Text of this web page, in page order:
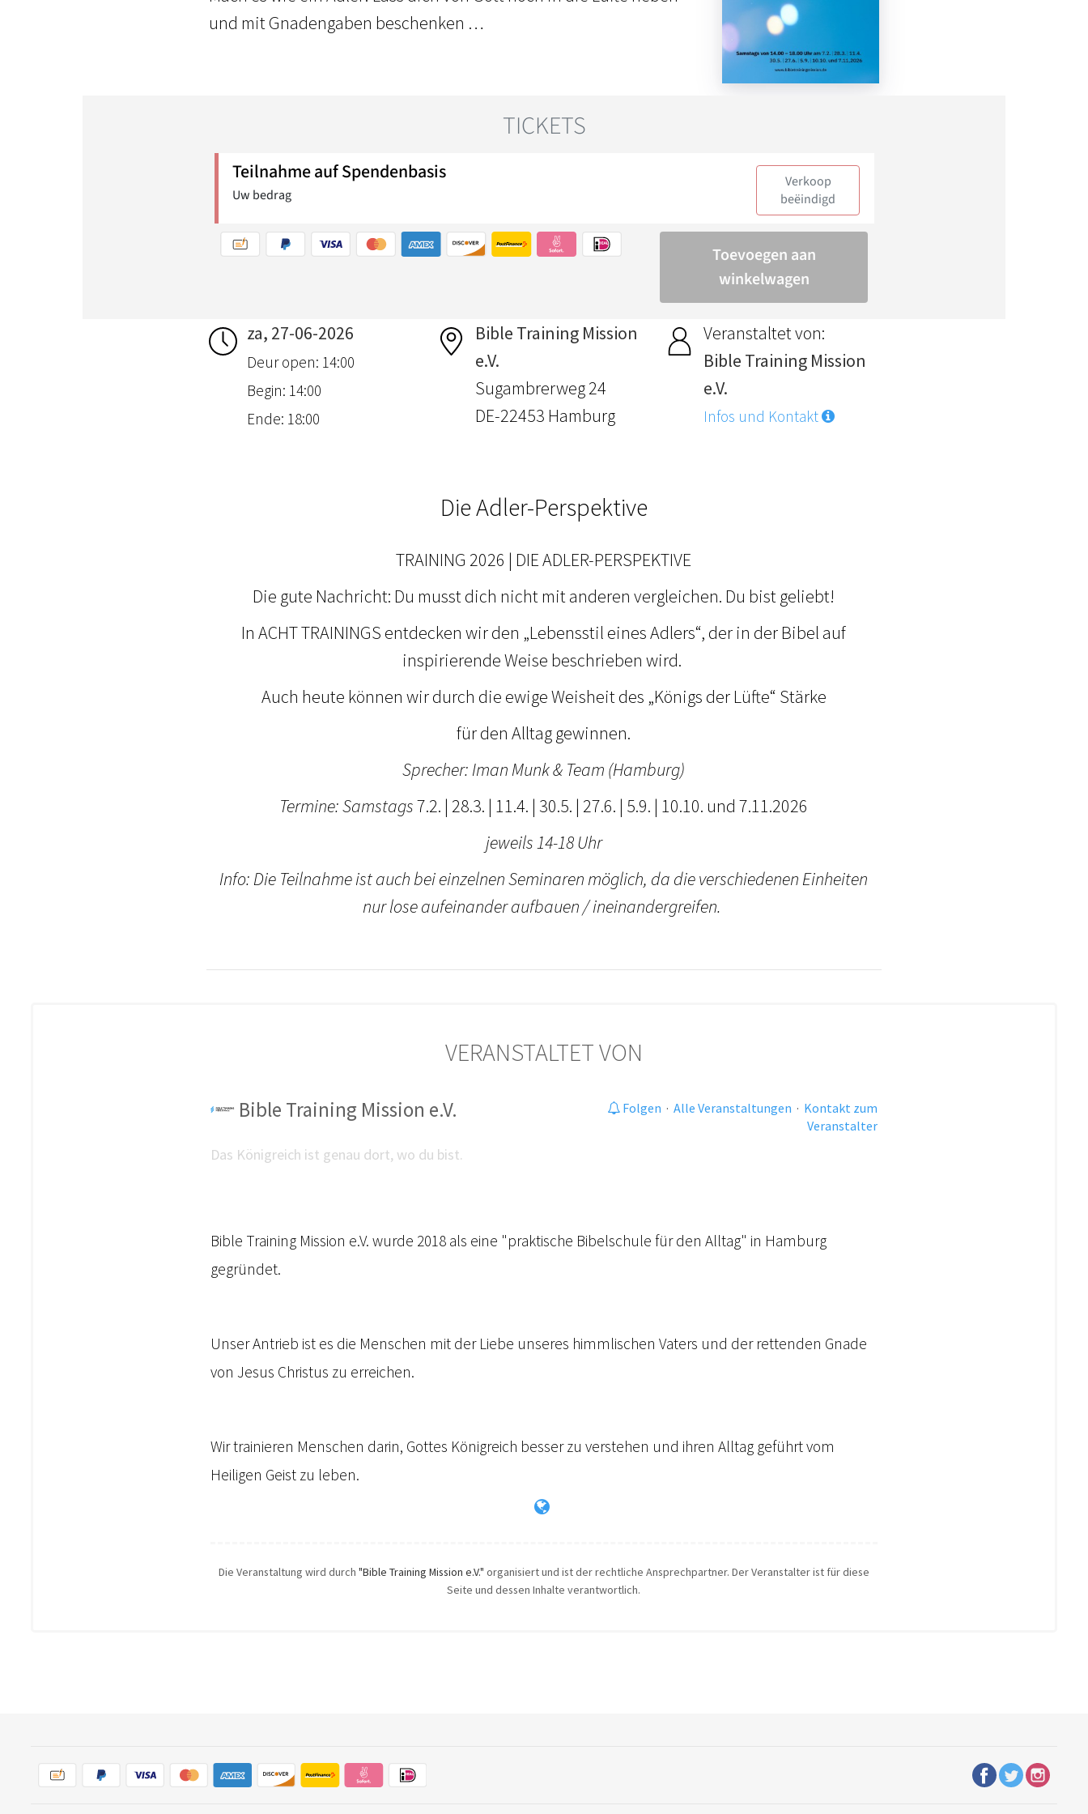
und mit Gnadengaben beschenken …
za, 27-06-2026
Deur open: 14:00
Begin: 14:00
Ende: 18:00
Bible Training Mission
e.V.
Sugambrerweg 24
DE-22453 Hamburg
Veranstaltet von:
Bible Training Mission
e.V.
Infos und Kontakt
Die Adler-Perspektive
TRAINING 2026 | DIE ADLER-PERSPEKTIVE
Die gute Nachricht: Du musst dich nicht mit anderen vergleichen. Du bist geliebt!
In ACHT TRAININGS entdecken wir den „Lebensstil eines Adlers“, der in der Bibel auf
inspirierende Weise beschrieben wird.
Auch heute können wir durch die ewige Weisheit des „Königs der Lüfte“ Stärke
für den Alltag gewinnen.
Sprecher: Iman Munk & Team (Hamburg)
Termine: Samstags7.2. | 28.3. | 11.4. | 30.5. | 27.6. | 5.9. | 10.10. und 7.11.2026
jeweils 14-18 Uhr
Info: Die Teilnahme ist auch bei einzelnen Seminaren möglich, da die verschiedenen Einheiten
nur lose aufeinander aufbauen / ineinandergreifen.
VERANSTALTET VON
Bible Training Mission e.V. Folgen · Alle Veranstaltungen · Kontakt zum
Veranstalter
Das Königreich ist genau dort, wo du bist.
Bible Training Mission e.V. wurde 2018 als eine "praktische Bibelschule für den Alltag" in Hamburg
gegründet.
Unser Antrieb ist es die Menschen mit der Liebe unseres himmlischen Vaters und der rettenden Gnade
von Jesus Christus zu erreichen.
Wir trainieren Menschen darin, Gottes Königreich besser zu verstehen und ihren Alltag geführt vom
Heiligen Geist zu leben.
Die Veranstaltung wird durch "Bible Training Mission e.V." organisiert und ist der rechtliche Ansprechpartner. Der Veranstalter ist für diese
Seite und dessen Inhalte verantwortlich.